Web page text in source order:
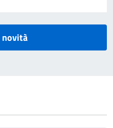
novità